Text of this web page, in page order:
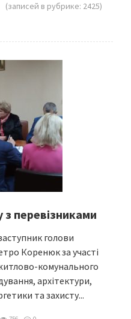
(записей в рубрике: 2425)
перевізниками
голови
Коренюк за участі
комунального
архітектури,
та захисту...